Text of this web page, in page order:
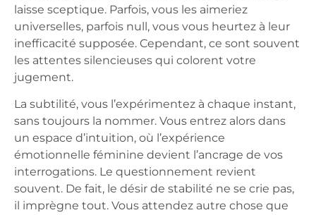
laisse sceptique. Parfois, vous les aimeriez
universelles, parfois null, vous vous heurtez à leur
inefficacité supposée. Cependant, ce sont souvent
les attentes silencieuses qui colorent votre
jugement.
La subtilité, vous l’expérimentez à chaque instant,
sans toujours la nommer. Vous entrez alors dans
un espace d’intuition, où l’expérience
émotionnelle féminine devient l’ancrage de vos
interrogations. Le questionnement revient
souvent. De fait, le désir de stabilité ne se crie pas,
il imprègne tout. Vous attendez autre chose que